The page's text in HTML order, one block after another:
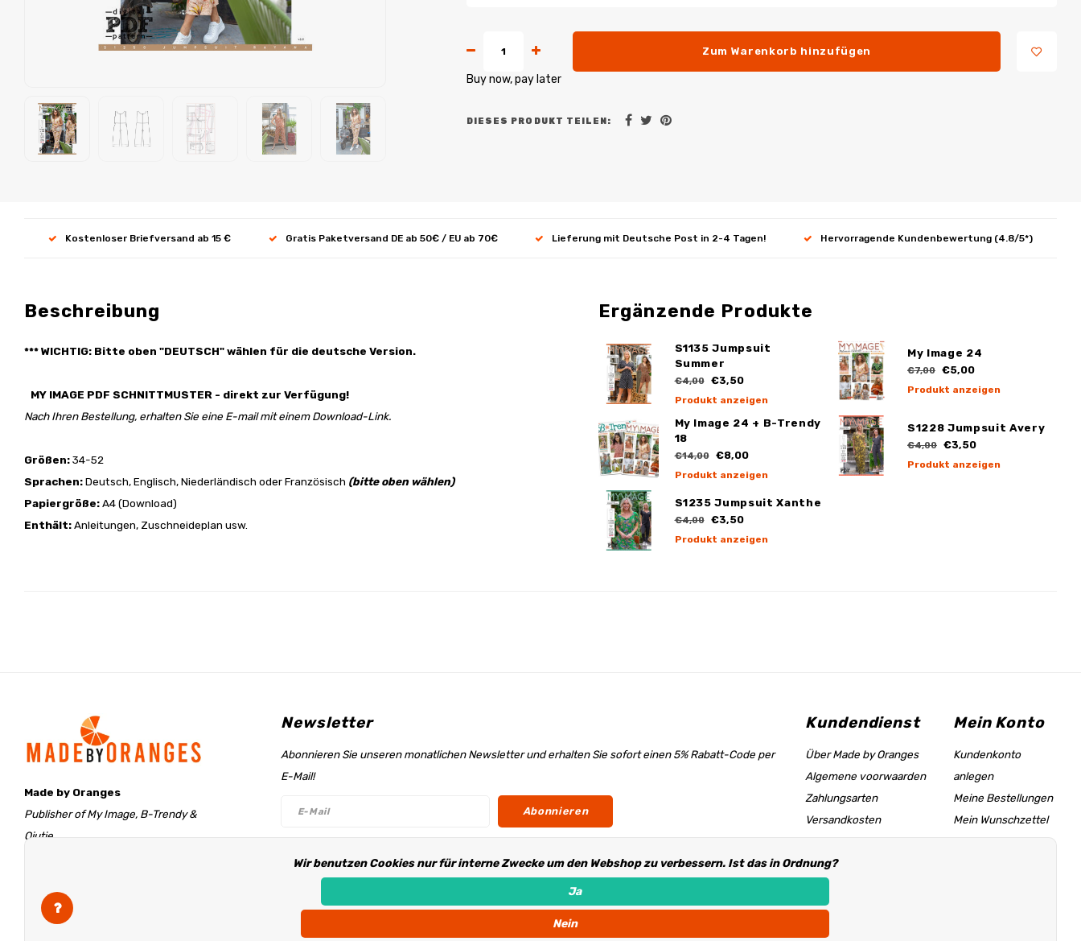
Zum Warenkorb hinzufügen
Buy now, pay later
DIESES PRODUKT TEILEN:
Kostenloser Briefversand ab 15 € Gratis Paketversand DE ab 50€ / EU ab 70€ Lieferung mit Deutsche Post in 2-4 Tagen! Hervorragende Kundenbewertung (4.8/5*)
Beschreibung
*** WICHTIG: Bitte oben "DEUTSCH" wählen für die deutsche Version.
MY IMAGE PDF SCHNITTMUSTER - direkt zur Verfügung!
Nach Ihren Bestellung, erhalten Sie eine E-mail mit einem Download-Link.
Größen:34-52
Sprachen:Deutsch, Englisch, Niederländisch oder Französisch (bitte oben wählen)
Papiergröße:A4 (Download)
Enthält:Anleitungen, Zuschneideplan usw.
Ergänzende Produkte
S1135 Jumpsuit
Summer
€4,00 €3,50
Produkt anzeigen
My Image 24
€7,00 €5,00
Produkt anzeigen
My Image 24 + B-Trendy
18
€14,00 €8,00
Produkt anzeigen
S1228 Jumpsuit Avery
€4,00 €3,50
Produkt anzeigen
S1235 Jumpsuit Xanthe
€4,00 €3,50
Produkt anzeigen
Made by Oranges
Publisher of My Image, B-Trendy &
Qjutie
The Netherlands
info@madebyoranges.com
Newsletter
Abonnieren Sie unseren monatlichen Newsletter und erhalten Sie sofort einen 5% Rabatt-Code per
E-Mail!
Abonnieren
Folge uns
Kundendienst
Über Made by Oranges
Algemene voorwaarden
Zahlungsarten
Versandkosten
Größentabelle &
Hilfeseite
Händler Informationen
Mein Konto
Kundenkonto
anlegen
Meine Bestellungen
Mein Wunschzettel
Wir benutzen Cookies nur für interne Zwecke um den Webshop zu verbessern. Ist das in Ordnung?
Ja
Nein